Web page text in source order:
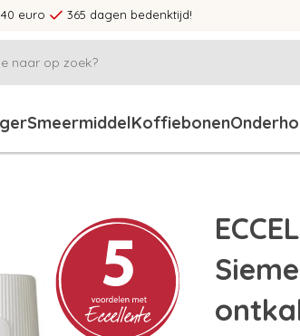
euro 365 dagen bedenktijd!
SmeermiddelKoffiebonen